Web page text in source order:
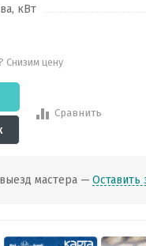
кВт
Снизим цену
Сравнить
мастера — Оставить